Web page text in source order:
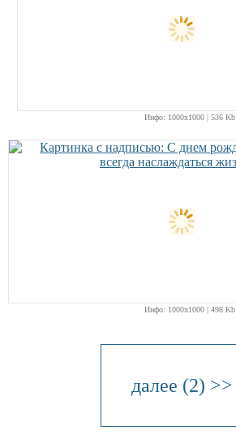
Инфо: 1000х1000 | 536 Kb
Инфо: 1000х1000 | 498 Kb
далее (2) >>